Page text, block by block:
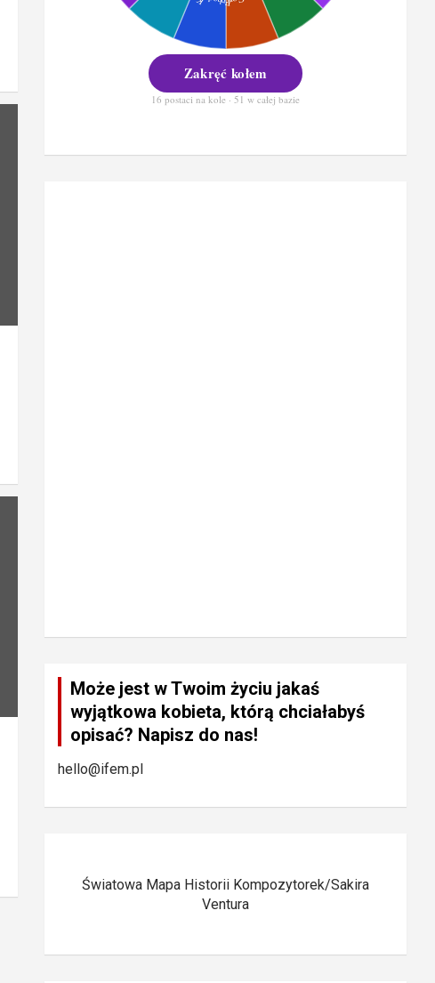
Zakręć kołem
16 postaci na kole · 51 w całej bazie
Może jest w Twoim życiu jakaś
wyjątkowa kobieta, którą chciałabyś
opisać? Napisz do nas!
hello@ifem.pl
Światowa Mapa Historii Kompozytorek/Sakira
Ventura